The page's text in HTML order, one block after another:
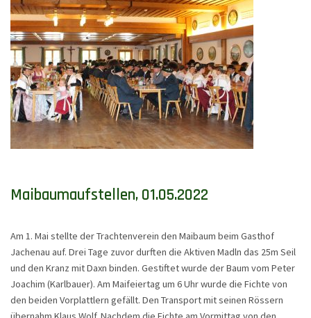
Maibaumaufstellen, 01.05.2022
Am 1. Mai stellte der Trachtenverein den Maibaum beim Gasthof
Jachenau auf. Drei Tage zuvor durften die Aktiven Madln das 25m Seil
und den Kranz mit Daxn binden. Gestiftet wurde der Baum vom Peter
Joachim (Karlbauer). Am Maifeiertag um 6 Uhr wurde die Fichte von
den beiden Vorplattlern gefällt. Den Transport mit seinen Rössern